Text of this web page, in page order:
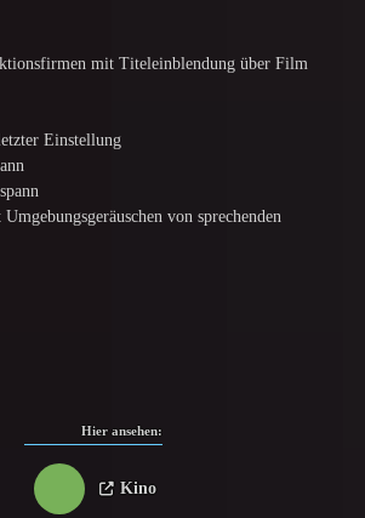
mit Titeleinblendung über Film
Einstellung
von sprechenden
Hier ansehen:
Kino